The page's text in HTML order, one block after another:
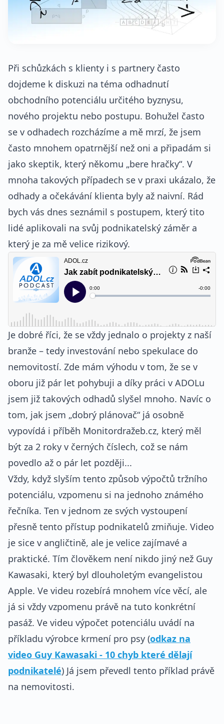
Při schůzkách s klienty i s partnery často
dojdeme k diskuzi na téma odhadnutí
obchodního potenciálu určitého byznysu,
nového projektu nebo postupu. Bohužel často
se v odhadech rozcházíme a mě mrzí, že jsem
často mnohem opatrnější než oni a připadám si
jako skeptik, který někomu „bere hračky“. V
mnoha takových případech se v praxi ukázalo, že
odhady a očekávání klienta byly až naivní. Rád
bych vás dnes seznámil s postupem, který tito
lidé aplikovali na svůj podnikatelský záměr a
který je za mě velice rizikový.
Je dobré říci, že se vždy jednalo o projekty z naší
branže – tedy investování nebo spekulace do
nemovitostí. Zde mám výhodu v tom, že se v
oboru již pár let pohybuji a díky práci v ADOLu
jsem již takových odhadů slyšel mnoho. Navíc o
tom, jak jsem „dobrý plánovač“ já osobně
vypovídá i příběh Monitordražeb.cz, který měl
být za 2 roky v černých číslech, což se nám
povedlo až o pár let později...
Vždy, když slyším tento způsob výpočtů tržního
potenciálu, vzpomenu si na jednoho známého
řečníka. Ten v jednom ze svých vystoupení
přesně tento přístup podnikatelů zmiňuje. Video
je sice v angličtině, ale je velice zajímavé a
praktické. Tím člověkem není nikdo jiný než Guy
Kawasaki, který byl dlouholetým evangelistou
Apple. Ve videu rozebírá mnohem více věcí, ale
já si vždy vzpomenu právě na tuto konkrétní
pasáž. Ve videu výpočet potenciálu uvádí na
příkladu výrobce krmení pro psy (odkaz na
video Guy Kawasaki - 10 chyb které dělají
podnikatelé) Já jsem převedl tento příklad právě
na nemovitosti.